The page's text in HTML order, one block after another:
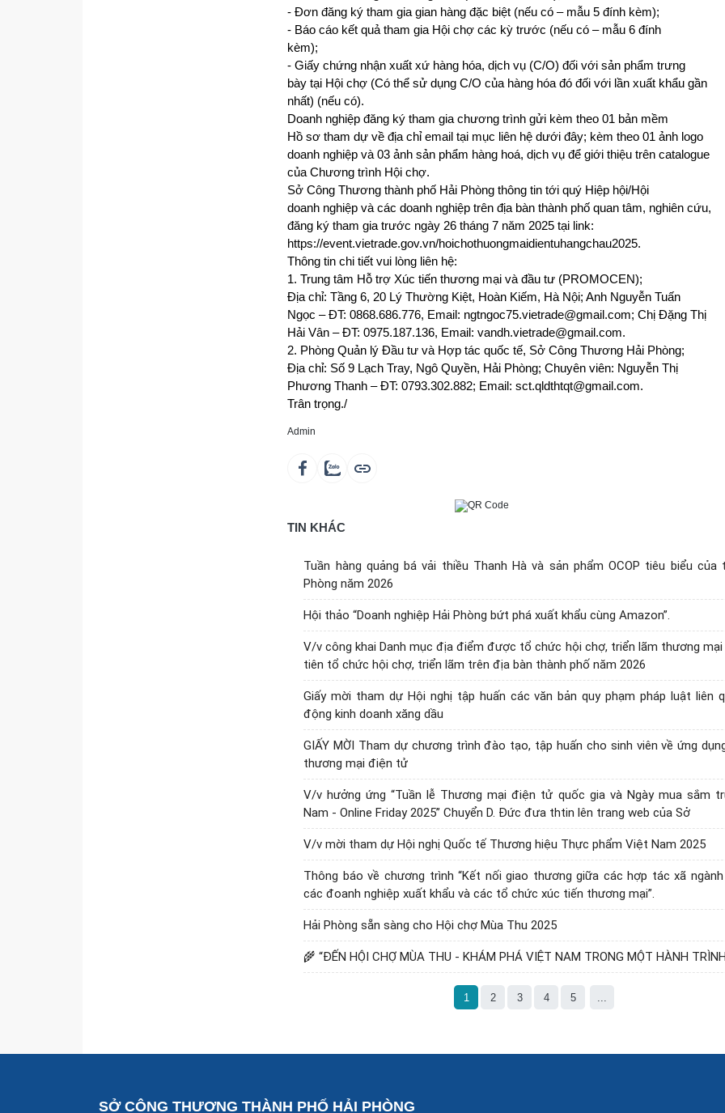
- Đơn đăng ký tham gia gian hàng đặc biệt (nếu có – mẫu 5 đính kèm);
- Báo cáo kết quả tham gia Hội chợ các kỳ trước (nếu có – mẫu 6 đính
kèm);
- Giấy chứng nhận xuất xứ hàng hóa, dịch vụ (C/O) đối với sản phẩm trưng
bày tại Hội chợ (Có thể sử dụng C/O của hàng hóa đó đối với lần xuất khẩu gần
nhất) (nếu có).
Doanh nghiệp đăng ký tham gia chương trình gửi kèm theo 01 bản mềm
Hồ sơ tham dự về địa chỉ email tại mục liên hệ dưới đây; kèm theo 01 ảnh logo
doanh nghiệp và 03 ảnh sản phẩm hàng hoá, dịch vụ để giới thiệu trên catalogue
của Chương trình Hội chợ.
Sở Công Thương thành phố Hải Phòng thông tin tới quý Hiệp hội/Hội
doanh nghiệp và các doanh nghiệp trên địa bàn thành phố quan tâm, nghiên cứu,
đăng ký tham gia trước ngày 26 tháng 7 năm 2025 tại link:
https://event.vietrade.gov.vn/hoichothuongmaidientuhangchau2025.
Thông tin chi tiết vui lòng liên hệ:
1. Trung tâm Hỗ trợ Xúc tiến thương mại và đầu tư (PROMOCEN);
Địa chỉ: Tầng 6, 20 Lý Thường Kiệt, Hoàn Kiếm, Hà Nội; Anh Nguyễn Tuấn
Ngọc – ĐT: 0868.686.776, Email: ngtngoc75.vietrade@gmail.com; Chị Đặng Thị
Hải Vân – ĐT: 0975.187.136, Email: vandh.vietrade@gmail.com.
2. Phòng Quản lý Đầu tư và Hợp tác quốc tế, Sở Công Thương Hải Phòng;
Địa chỉ: Số 9 Lạch Tray, Ngô Quyền, Hải Phòng; Chuyên viên: Nguyễn Thị
Phương Thanh – ĐT: 0793.302.882; Email: sct.qldthtqt@gmail.com.
Trân trọng./
Admin
TIN KHÁC
Tuần hàng quảng bá vải thiều Thanh Hà và sản phẩm OCOP tiêu biểu của
Phòng năm 2026
Hội thảo “Doanh nghiệp Hải Phòng bứt phá xuất khẩu cùng Amazon”.
V/v công khai Danh mục địa điểm được tổ chức hội chợ, triển lãm thương mại
tiên tổ chức hội chợ, triển lãm trên địa bàn thành phố năm 2026
Giấy mời tham dự Hội nghị tập huấn các văn bản quy phạm pháp luật liên
động kinh doanh xăng dầu
GIẤY MỜI Tham dự chương trình đào tạo, tập huấn cho sinh viên về ứng
thương mại điện tử
V/v hưởng ứng “Tuần lễ Thương mại điện tử quốc gia và Ngày mua sắm
Nam - Online Friday 2025” Chuyển D. Đức đưa thtin lên trang web của Sở
V/v mời tham dự Hội nghị Quốc tế Thương hiệu Thực phẩm Việt Nam 2025
Thông báo về chương trình “Kết nối giao thương giữa các hợp tác xã
các đoanh nghiệp xuất khẩu và các tổ chức xúc tiến thương mại”.
Hải Phòng sẵn sàng cho Hội chợ Mùa Thu 2025
🌾 “ĐẾN HỘI CHỢ MÙA THU - KHÁM PHÁ VIỆT NAM TRONG MỘT HÀNH
1 2 3 4 5
SỞ CÔNG THƯƠNG THÀNH PHỐ HẢI PHÒNG